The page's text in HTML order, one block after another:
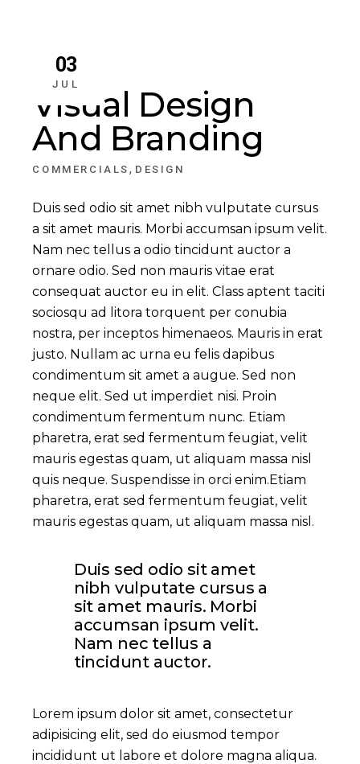
03
JUL
Visual Design
And Branding
COMMERCIALS , DESIGN
Duis sed odio sit amet nibh vulputate cursus
a sit amet mauris. Morbi accumsan ipsum velit.
Nam nec tellus a odio tincidunt auctor a
ornare odio. Sed non mauris vitae erat
consequat auctor eu in elit. Class aptent taciti
sociosqu ad litora torquent per conubia
nostra, per inceptos himenaeos. Mauris in erat
justo. Nullam ac urna eu felis dapibus
condimentum sit amet a augue. Sed non
neque elit. Sed ut imperdiet nisi. Proin
condimentum fermentum nunc. Etiam
pharetra, erat sed fermentum feugiat, velit
mauris egestas quam, ut aliquam massa nisl
quis neque. Suspendisse in orci enim.Etiam
pharetra, erat sed fermentum feugiat, velit
mauris egestas quam, ut aliquam massa nisl.
Duis sed odio sit amet
nibh vulputate cursus a
sit amet mauris. Morbi
accumsan ipsum velit.
Nam nec tellus a
tincidunt auctor.
Lorem ipsum dolor sit amet, consectetur
adipisicing elit, sed do eiusmod tempor
incididunt ut labore et dolore magna aliqua.